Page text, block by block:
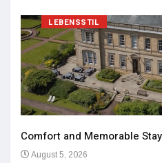
LEBENSSTIL
Comfort and Memorable
August 5, 2026